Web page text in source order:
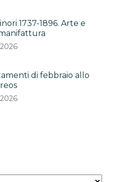
1737-1896. Arte e
di febbraio allo